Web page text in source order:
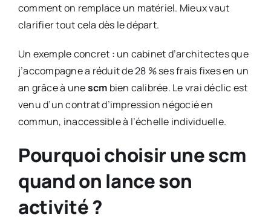
comment on remplace un matériel. Mieux vaut
clarifier tout cela dès le départ.
Un exemple concret : un cabinet d’architectes que
j’accompagne a réduit de 28 % ses frais fixes en un
an grâce à unescm bien calibrée. Le vrai déclic est
venu d’un contrat d’impression négocié en
commun, inaccessible à l’échelle individuelle.
Pourquoi choisir une scm
quand on lance son
activité ?